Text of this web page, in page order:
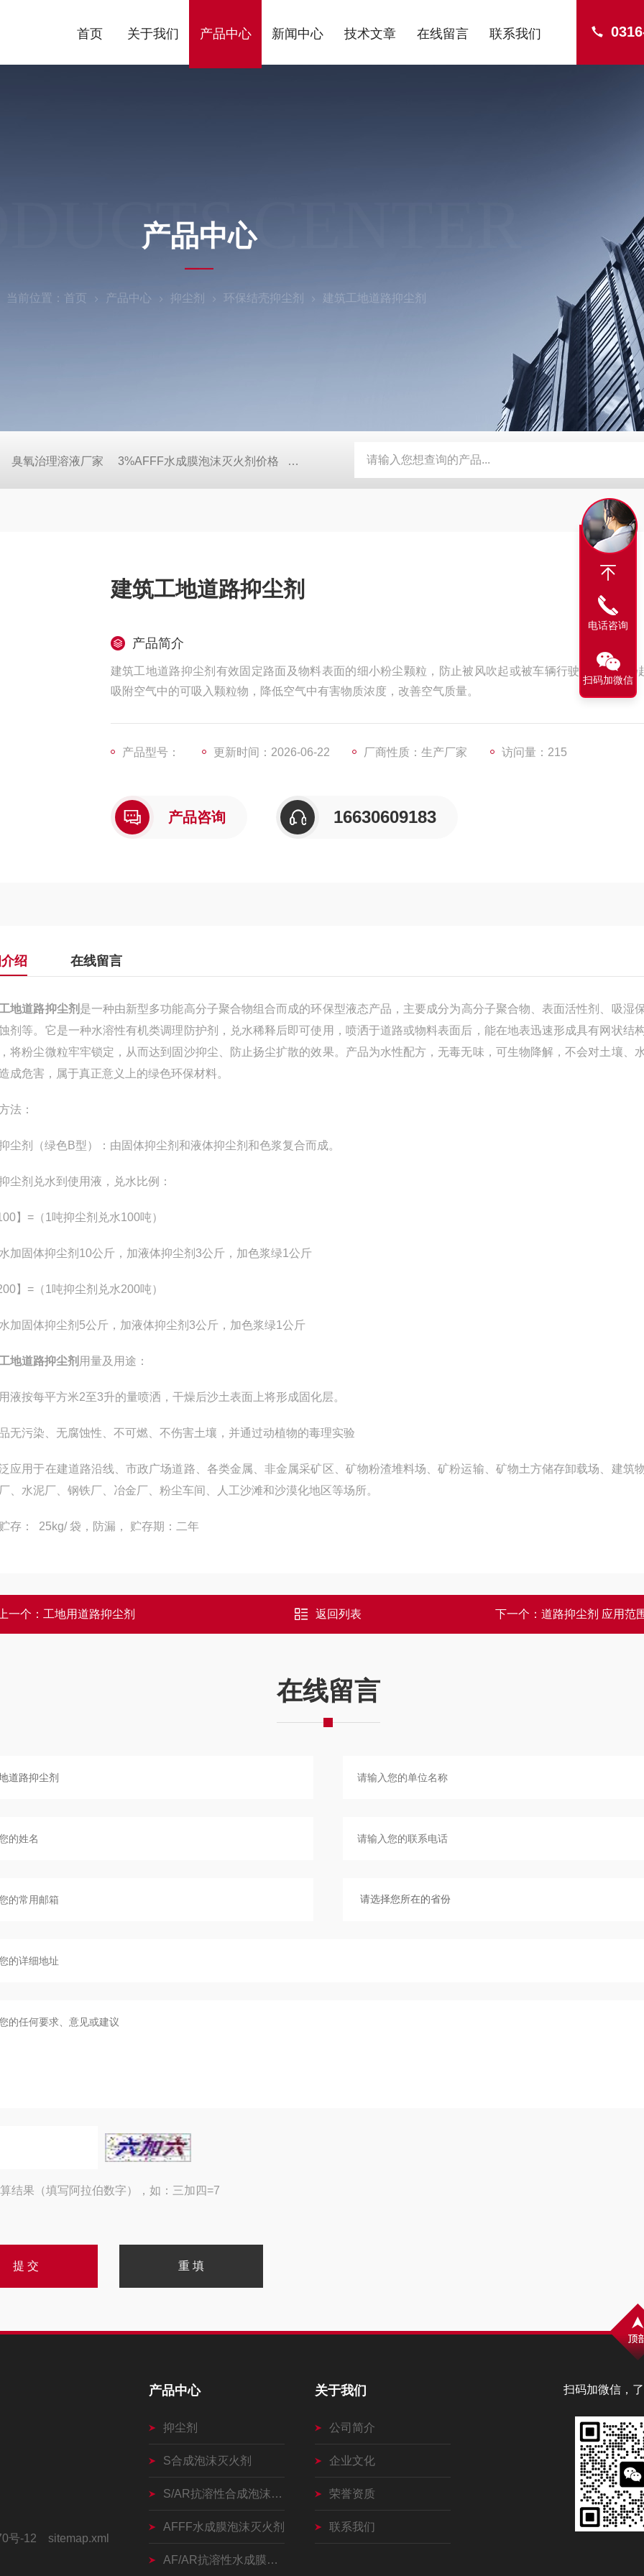
首页 关于我们 产品中心 新闻中心 技术文章 在线留言 联系我们
CENTER
产品中心
当前位置： 首页 产品中心 抑尘剂 环保结壳抑尘剂 建筑工地道路抑尘剂
臭氧治理溶液厂家 3%AFFF水成膜泡沫灭火剂价格 泡沫灭火剂询价 液体臭味剂 消泡剂生产厂家
建筑工地道路抑尘剂
产品简介
建筑工地道路抑尘剂有效固定路面及物料表面的细小粉尘颗粒，防止被风吹起或被车辆行驶气流扰动扬
吸附空气中的可吸入颗粒物，降低空气中有害物质浓度，改善空气质量。
产品型号： 更新时间：2026-06-22 厂商性质：生产厂家 访问量：215
产品咨询 16630609183
绍 在线留言
地道路抑尘剂 是一种由新型多功能高分子聚合物组合而成的环保型液态产品，主要成分为高分子聚合物、表面活性剂、吸湿
剂等。它是一种水溶性有机类调理防护剂，兑水稀释后即可使用，喷洒于道路或物料表面后，能在地表迅速形成具有网状结
将粉尘微粒牢牢锁定，从而达到固沙抑尘、防止扬尘扩散的效果。产品为水性配方，无毒无味，可生物降解，不会对土壤、
成危害，属于真正意义上的绿色环保材料。
法：
尘剂（绿色B型）：由固体抑尘剂和液体抑尘剂和色浆复合而成。
尘剂兑水到使用液，兑水比例：
】=（1吨抑尘剂兑水100吨）
加固体抑尘剂10公斤，加液体抑尘剂3公斤，加色浆绿1公斤
】=（1吨抑尘剂兑水200吨）
加固体抑尘剂5公斤，加液体抑尘剂3公斤，加色浆绿1公斤
地道路抑尘剂 用量及用途：
液按每平方米2至3升的量喷洒，干燥后沙土表面上将形成固化层。
无污染、无腐蚀性、不可燃、不伤害土壤，并通过动植物的毒理实验
应用于在建道路沿线、市政广场道路、各类金属、非金属采矿区、矿物粉渣堆料场、矿粉运输、矿物土方储存卸载场、建筑
、水泥厂、钢铁厂、冶金厂、粉尘车间、人工沙滩和沙漠化地区等场所。
存： 25kg/ 袋，防漏， 贮存期：二年
一个： 工地用道路抑尘剂 返回列表 下一个： 道路抑尘剂 应用范
在线留言
结果（填写阿拉伯数字），如：三加四=7
扫码加微信，
号-12 sitemap.xml
产品中心
抑尘剂
S合成泡沫灭火剂
S/AR抗溶性合成泡沫灭火剂
AFFF水成膜泡沫灭火剂
AF/AR抗溶性水成膜灭火剂
关于我们
公司简介
企业文化
荣誉资质
联系我们
电话咨询
扫码加微信